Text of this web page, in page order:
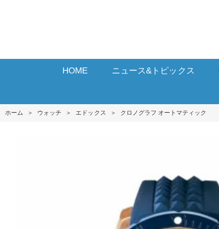
HOME ニュース&トピックス
ホーム ＞ ウォッチ ＞ エドックス ＞ クロノグラフ オートマティック